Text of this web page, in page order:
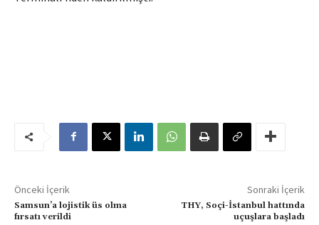
Önceki İçerik
Samsun’a lojistik üs olma
fırsatı verildi
Sonraki İçerik
THY, Soçi-İstanbul hattında
uçuşlara başladı